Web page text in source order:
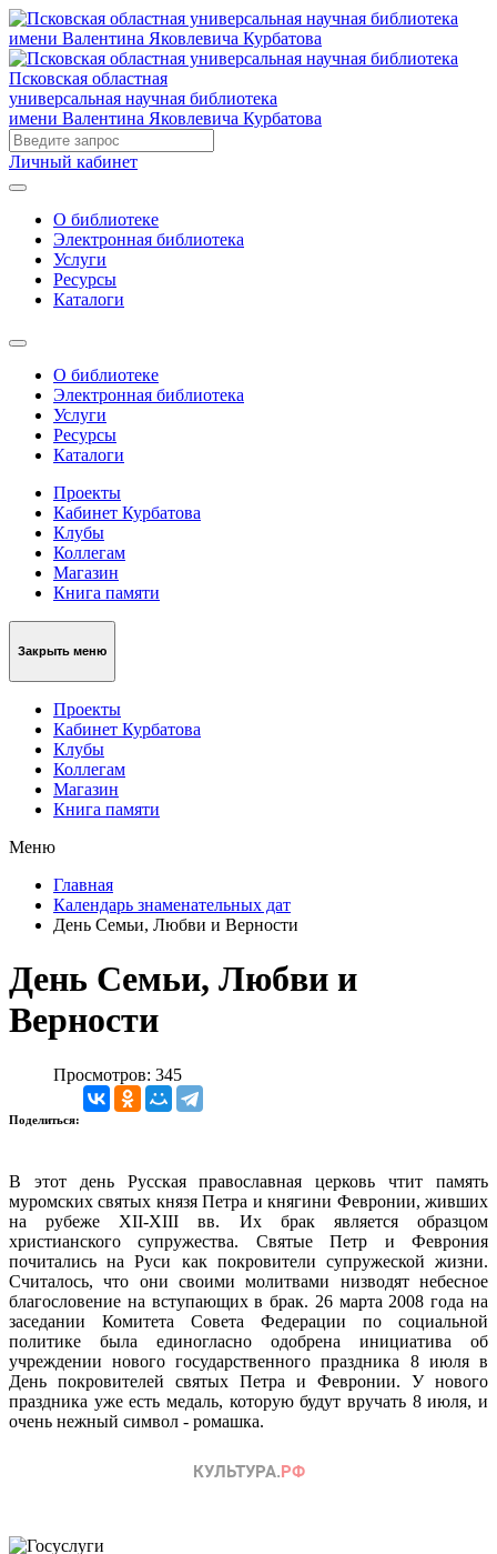
Псковская областная
универсальная научная библиотека
имени Валентина Яковлевича Курбатова
Личный кабинет
О библиотеке
Электронная библиотека
Услуги
Ресурсы
Каталоги
О библиотеке
Электронная библиотека
Услуги
Ресурсы
Каталоги
Проекты
Кабинет Курбатова
Клубы
Коллегам
Магазин
Книга памяти
Закрыть меню
Проекты
Кабинет Курбатова
Клубы
Коллегам
Магазин
Книга памяти
Меню
Главная
Календарь знаменательных дат
День Семьи, Любви и Верности
День Семьи, Любви и
Верности
Просмотров: 345
Поделиться:
В этот день Русская православная церковь чтит память
муромских святых князя Петра и княгини Февронии, живших
на рубеже XII-XIII вв. Их брак является образцом
христианского супружества. Святые Петр и Феврония
почитались на Руси как покровители супружеской жизни.
Считалось, что они своими молитвами низводят небесное
благословение на вступающих в брак. 26 марта 2008 года на
заседании Комитета Совета Федерации по социальной
политике была единогласно одобрена инициатива об
учреждении нового государственного праздника 8 июля в
День покровителей святых Петра и Февронии. У нового
праздника уже есть медаль, которую будут вручать 8 июля, и
очень нежный символ - ромашка.